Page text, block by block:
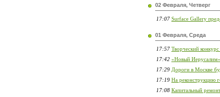
02 Февраля, Четверг
17:07 Surface Gallery
01 Февраля, Среда
17:57 Творческий
17:42 «Новый Иерусалим»
17:29 Дороги в Москве
17:19 На реконструкцию
17:08 Капитальный